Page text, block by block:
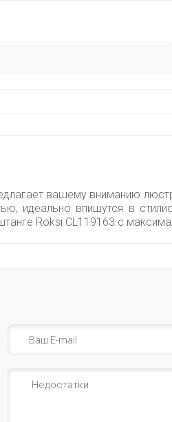
вашему вниманию
идеально впишутся в
Roksi CL119163 с